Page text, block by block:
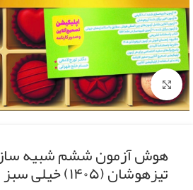
Click to enlarge
هوش آزمون ششم شبیه
تیزهوشان (۱۴۰۵) خیلی سبز